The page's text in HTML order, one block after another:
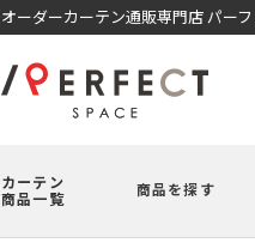
オーダーカーテン通販専門店 パー
カーテン
商品一覧
商品を探す